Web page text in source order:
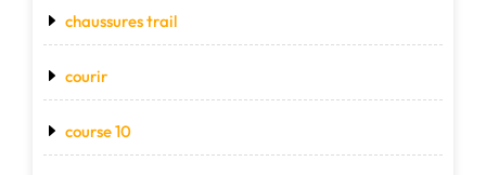
chaussures trail
courir
course 10